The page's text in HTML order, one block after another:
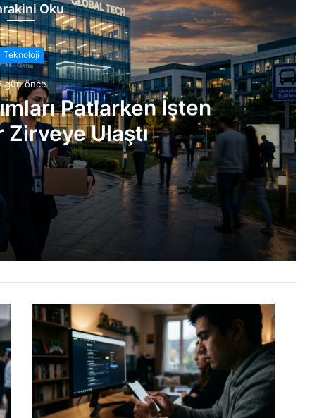
Oku
Teknoloji
gün önce
Patlarken İşten
Zirveye Ulaştı
Zirveye Ulaştı
Paketleme
Detaylar